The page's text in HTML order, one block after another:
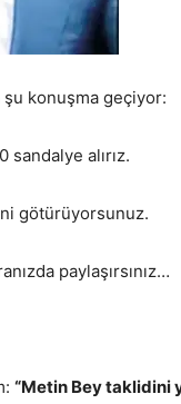
şu konuşma geçiyor:
sandalye alırız.
götürüyorsunuz.
paylaşırsınız…
“Metin Bey taklidini